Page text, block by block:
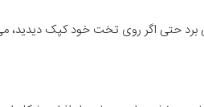
حتی اگر روی تخت خود کپک دیدید، می